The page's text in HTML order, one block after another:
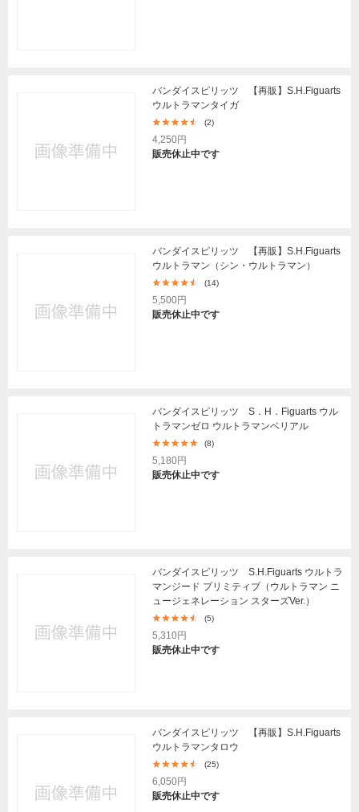
バンダイスピリッツ 【再販】S.H.Figuarts
ウルトラマンタイガ
(2)
4,250円
販売休止中です
バンダイスピリッツ 【再販】S.H.Figuarts
ウルトラマン（シン・ウルトラマン）
(14)
5,500円
販売休止中です
バンダイスピリッツ S．H．Figuarts ウル
トラマンゼロ ウルトラマンベリアル
(8)
5,180円
販売休止中です
バンダイスピリッツ S.H.Figuarts ウルトラ
マンジード プリミティブ（ウルトラマン ニ
ュージェネレーション スターズVer.）
(5)
5,310円
販売休止中です
バンダイスピリッツ 【再販】S.H.Figuarts
ウルトラマンタロウ
(25)
6,050円
販売休止中です